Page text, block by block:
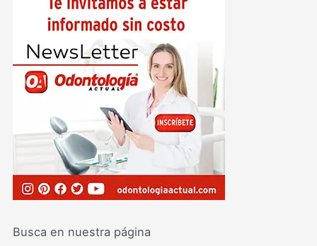
Busca en nuestra página